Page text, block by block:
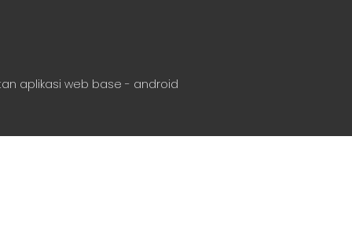
aplikasi web base - android